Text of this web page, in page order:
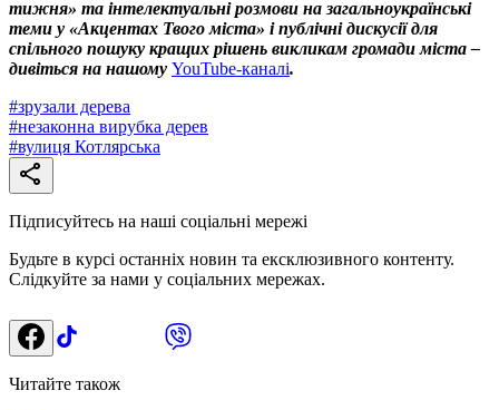
тижня» та інтелектуальні розмови на загальноукраїнські
теми у «Акцентах Твого міста» і публічні дискусії для
спільного пошуку кращих рішень викликам громади міста –
дивіться на нашому YouTube-каналі.
#зрузали дерева
#незаконна вирубка дерев
#вулиця Котлярська
Підписуйтесь на наші соціальні мережі
Будьте в курсі останніх новин та ексклюзивного контенту.
Слідкуйте за нами у соціальних мережах.
Читайте також